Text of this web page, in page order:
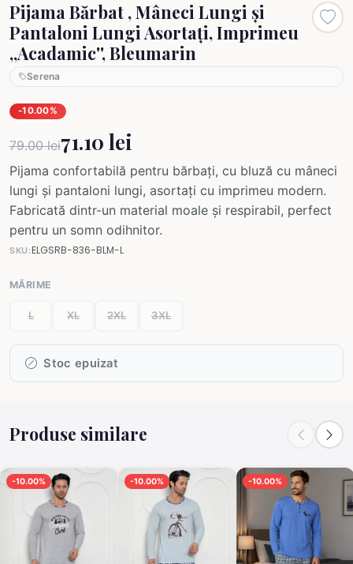
Pijama Bărbat , Mâneci Lungi și
Pantaloni Lungi Asortați, Imprimeu
,,Acadamic'', Bleumarin
Serena
-10.00%
79.00 lei71.10 lei
Pijama confortabilă pentru bărbați, cu bluză cu mâneci
lungi și pantaloni lungi, asortați cu imprimeu modern.
Fabricată dintr-un material moale și respirabil, perfect
pentru un somn odihnitor.
SKU:ELGSRB-836-BLM-L
MĂRIME
L XL 2XL 3XL
Stoc epuizat
Produse similare
-10.00% -10.00% -10.00%